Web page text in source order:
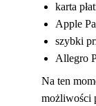
karta
Apple
szybki
Allegro
Na ten
możliwości